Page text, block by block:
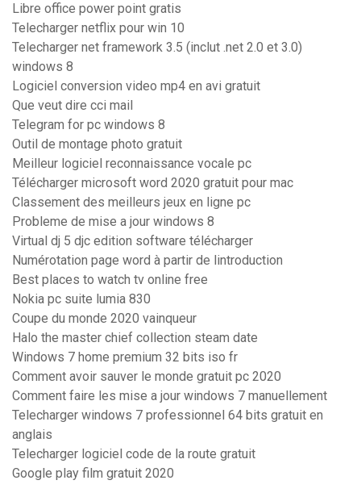
Libre office power point gratis
Telecharger netflix pour win 10
Telecharger net framework 3.5 (inclut .net 2.0 et 3.0)
windows 8
Logiciel conversion video mp4 en avi gratuit
Que veut dire cci mail
Telegram for pc windows 8
Outil de montage photo gratuit
Meilleur logiciel reconnaissance vocale pc
Télécharger microsoft word 2020 gratuit pour mac
Classement des meilleurs jeux en ligne pc
Probleme de mise a jour windows 8
Virtual dj 5 djc edition software télécharger
Numérotation page word à partir de lintroduction
Best places to watch tv online free
Nokia pc suite lumia 830
Coupe du monde 2020 vainqueur
Halo the master chief collection steam date
Windows 7 home premium 32 bits iso fr
Comment avoir sauver le monde gratuit pc 2020
Comment faire les mise a jour windows 7 manuellement
Telecharger windows 7 professionnel 64 bits gratuit en
anglais
Telecharger logiciel code de la route gratuit
Google play film gratuit 2020